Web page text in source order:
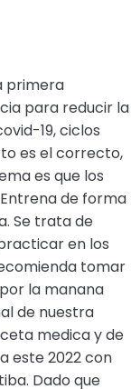
primera
para reducir la
19, ciclos
es el correcto,
es que los
de forma
Se trata de
en los
tomar
la manana
de nuestra
medica y de
este 2022 con
Dado que